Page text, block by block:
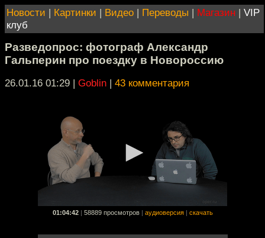
Новости | Картинки | Видео | Переводы | Магазин | VIP
клуб
Разведопрос: фотограф Александр
Гальперин про поездку в Новороссию
26.01.16 01:29 | Goblin | 43 комментария
01:04:42 58889 просмотров аудиоверсия скачать